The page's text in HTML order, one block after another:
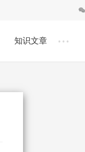
知识文章 ...